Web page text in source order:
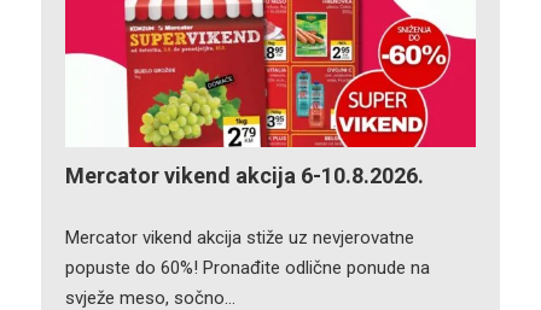
Mercator vikend akcija 6-10.8.2026.
Mercator vikend akcija stiže uz nevjerovatne
popuste do 60%! Pronađite odlične ponude na
svježe meso, sočno…